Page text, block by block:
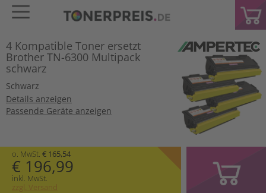
4 Kompatible Toner ersetzt
Brother TN-6300 Multipack
schwarz
Schwarz
Details anzeigen
Passende Geräte anzeigen
o. MwSt. € 165,54
€ 196,99
inkl. MwSt.
zzgl. Versand